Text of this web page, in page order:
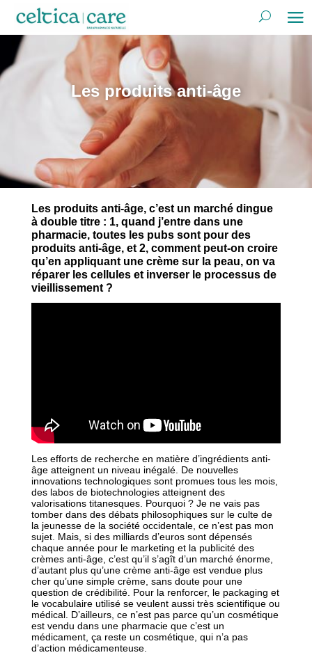
Les produits anti-âge
Les produits anti-âge, c’est un marché dingue
à double titre : 1, quand j’entre dans une
pharmacie, toutes les pubs sont pour des
produits anti-âge, et 2, comment peut-on croire
qu’en appliquant une crème sur la peau, on va
réparer les cellules et inverser le processus de
vieillissement ?
Les efforts de recherche en matière d’ingrédients anti-
âge atteignent un niveau inégalé. De nouvelles
innovations technologiques sont promues tous les mois,
des labos de biotechnologies atteignent des
valorisations titanesques. Pourquoi ? Je ne vais pas
tomber dans des débats philosophiques sur le culte de
la jeunesse de la société occidentale, ce n’est pas mon
sujet. Mais, si des milliards d’euros sont dépensés
chaque année pour le marketing et la publicité des
crèmes anti-âge, c’est qu’il s’agît d’un marché énorme,
d’autant plus qu’une crème anti-âge est vendue plus
cher qu’une simple crème, sans doute pour une
question de crédibilité. Pour la renforcer, le packaging et
le vocabulaire utilisé se veulent aussi très scientifique ou
médical. D’ailleurs, ce n’est pas parce qu’un cosmétique
est vendu dans une pharmacie que c’est un
médicament, ça reste un cosmétique, qui n’a pas
d’action médicamenteuse.